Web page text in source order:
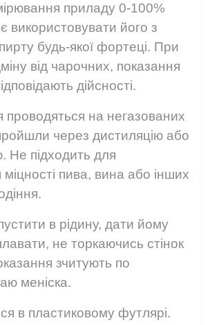
приладу 0-100%
використовувати його з
будь-якої фортеці. При
від чарочних, показання
дійсності.
проводяться на негазованих
через дистиляцію або
Не підходить для
пива, вина або інших
в рідину, дати йому
не торкаючись стінок
зчитують по
меніска.
в пластиковому футлярі.